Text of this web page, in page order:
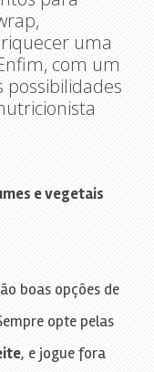
uma
com um
e vegetais
boas opções de
opte pelas
, e jogue fora